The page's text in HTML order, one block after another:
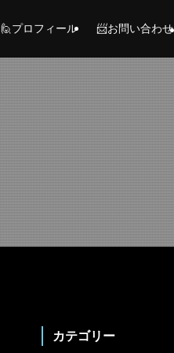
🙋プロフィール 📨お問い合わせ
カテゴリー